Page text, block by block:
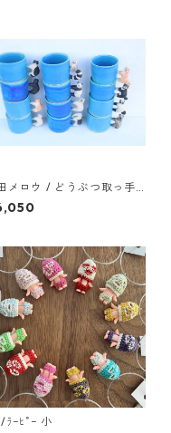
メロウ / どうぶつ取っ手
ﾗｰﾋﾟｰ 小